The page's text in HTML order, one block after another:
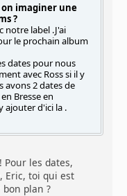
on imaginer une
?
notre label .J'ai
le prochain album
dates pour nous
avec Ross si il y
avons 2 dates de
Bresse en
ajouter d'ici la .
les dates,
Eric, toi qui est
plan ?